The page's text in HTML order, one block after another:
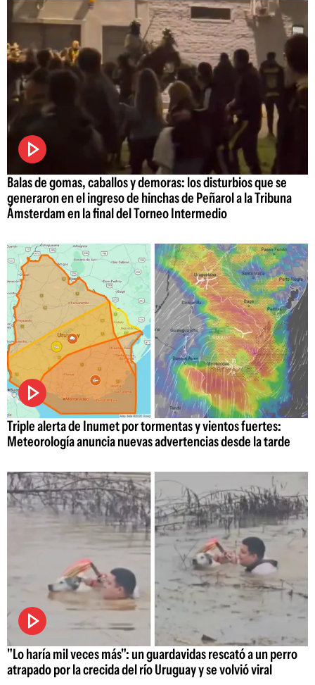
Balas de gomas, caballos y demoras: los disturbios que se
generaron en el ingreso de hinchas de Peñarol a la Tribuna
Ámsterdam en la final del Torneo Intermedio
Triple alerta de Inumet por tormentas y vientos fuertes:
Meteorología anuncia nuevas advertencias desde la tarde
"Lo haría mil veces más": un guardavidas rescató a un perro
atrapado por la crecida del río Uruguay y se volvió viral